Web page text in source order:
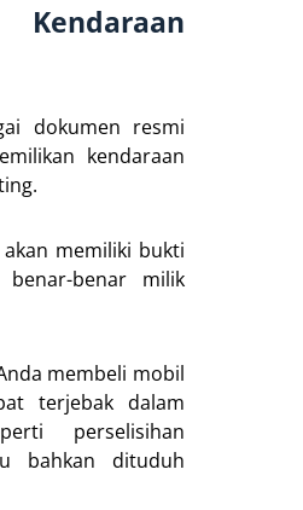
Kendaraan
dokumen resmi
kendaraan
akan memiliki bukti
benar milik
membeli mobil
terjebak dalam
perselisihan
bahkan dituduh